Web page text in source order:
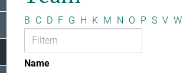
B C D F G H K M N O P S V W
Name